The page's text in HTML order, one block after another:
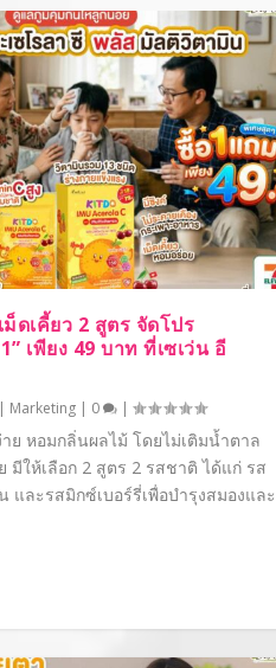
ดเคี้ยว 2 สูตร จัดโปร
เพียง 49 บาท ที่เซเว่น อี
Marketing| 0 |
าย หอมกลิ่นผลไม้ โดยไม่เติมน้ำตาล
มีให้เลือก 2 สูตร 2 รสชาติ ได้แก่ รส
และรสมิกซ์เบอร์รี่เพื่อบำรุงสมองและ